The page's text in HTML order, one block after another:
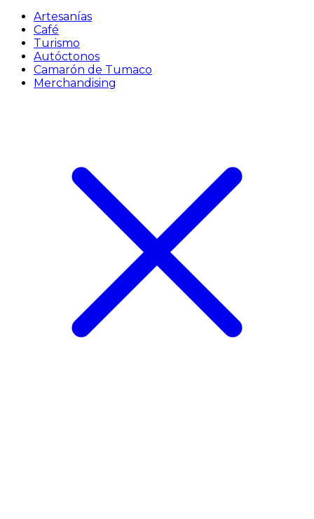
Artesanías
Café
Turismo
Autóctonos
Camarón de Tumaco
Merchandising